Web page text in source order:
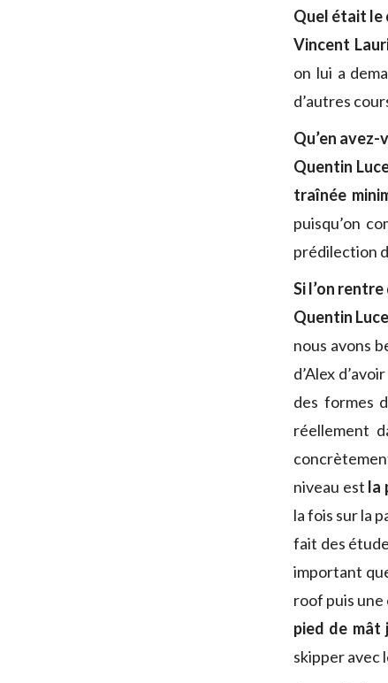
Quel était le
Vincent
on lui a
d’autres
Qu’en
Quentin
traînée
puisqu’on
prédilection
Si l’on
Quentin
nous avons
d’Alex d’avoir
des formes
réellement
niveau est la
la fois sur la
fait des
important
roof puis une
pied de mât
skipper avec